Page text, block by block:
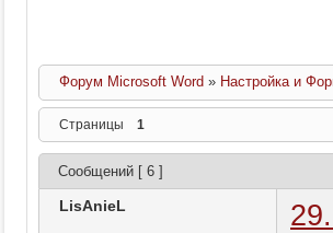
Форум Microsoft Word » Настройка и
Страницы 1
Сообщений [ 6 ]
LisAnieL